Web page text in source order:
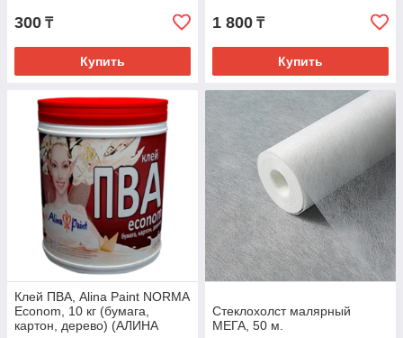
300 ₸
Купить
1 800 ₸
Купить
Клей ПВА, Alina Paint NORMA
Econom, 10 кг (бумага,
картон, дерево) (АЛИНА
Стеклохолст малярный
МЕГА, 50 м.